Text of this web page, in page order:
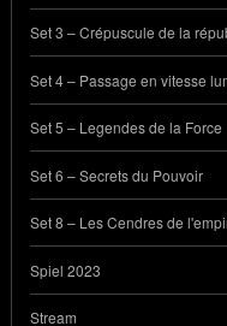
Set 3 – Crépuscule de la
Set 4 – Passage en vitesse
Set 5 – Legendes de la Force
Set 6 – Secrets du Pouvoir
Set 8 – Les Cendres de
Spiel 2023
Stream